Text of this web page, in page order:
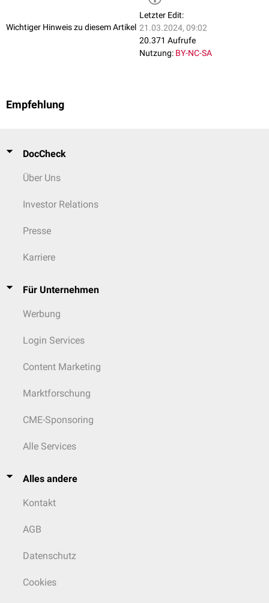
Wichtiger Hinweis zu diesem Artikel
Letzter Edit:
21.03.2024, 09:02
20.371 Aufrufe
Nutzung: BY-NC-SA
Empfehlung
DocCheck
Über Uns
Investor Relations
Presse
Karriere
Für Unternehmen
Werbung
Login Services
Content Marketing
Marktforschung
CME-Sponsoring
Alle Services
Alles andere
Kontakt
AGB
Datenschutz
Cookies